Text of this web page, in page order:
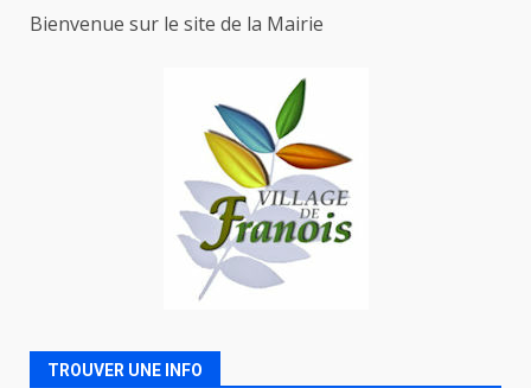
Bienvenue sur le site de la Mairie
TROUVER UNE INFO